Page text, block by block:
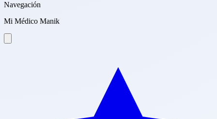
Navegación
Mi Médico Manik